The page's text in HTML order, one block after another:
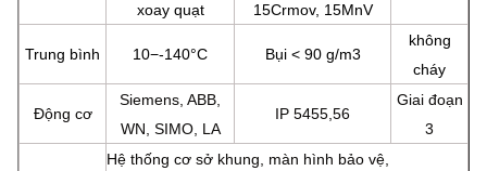
xoay quạt
15Crmov, 15MnV
Trung bình 10−-140°C Bụi < 90 g/m3
không
cháy
Động cơ
Siemens, ABB,
WN, SIMO, LA
IP 5455,56
Giai đoạn
3
Hệ thống cơ sở khung, màn hình bảo vệ,